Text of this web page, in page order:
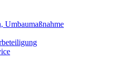
Umbaumaßnahme